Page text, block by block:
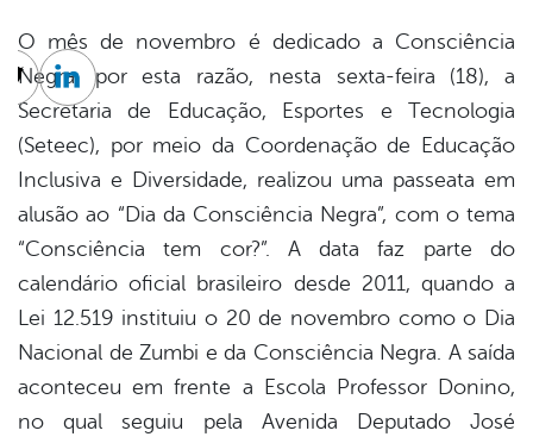
O mês de novembro é dedicado a Consciência
Negra, por esta razão, nesta sexta-feira (18), a
Secretaria de Educação, Esportes e Tecnologia
(Seteec), por meio da Coordenação de Educação
Inclusiva e Diversidade, realizou uma passeata em
alusão ao “Dia da Consciência Negra”, com o tema
“Consciência tem cor?”. A data faz parte do
calendário oficial brasileiro desde 2011, quando a
Lei 12.519 instituiu o 20 de novembro como o Dia
Nacional de Zumbi e da Consciência Negra. A saída
aconteceu em frente a Escola Professor Donino,
no qual seguiu pela Avenida Deputado José
TwitterLinkedin